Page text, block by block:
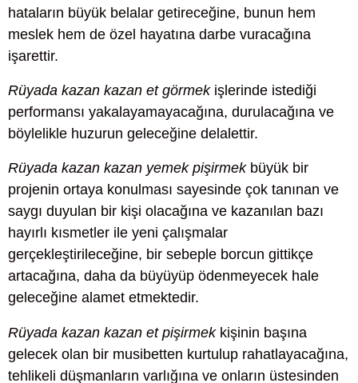
hataların büyük belalar getireceğine, bunun hem
meslek hem de özel hayatına darbe vuracağına
işarettir.
Rüyada kazan kazan et görmekişlerinde istediği
performansı yakalayamayacağına, durulacağına ve
böylelikle huzurun geleceğine delalettir.
Rüyada kazan kazan yemek pişirmekbüyük bir
projenin ortaya konulması sayesinde çok tanınan ve
saygı duyulan bir kişi olacağına ve kazanılan bazı
hayırlı kısmetler ile yeni çalışmalar
gerçekleştirileceğine, bir sebeple borcun gittikçe
artacağına, daha da büyüyüp ödenmeyecek hale
geleceğine alamet etmektedir.
Rüyada kazan kazan et pişirmekkişinin başına
gelecek olan bir musibetten kurtulup rahatlayacağına,
tehlikeli düşmanların varlığına ve onların üstesinden